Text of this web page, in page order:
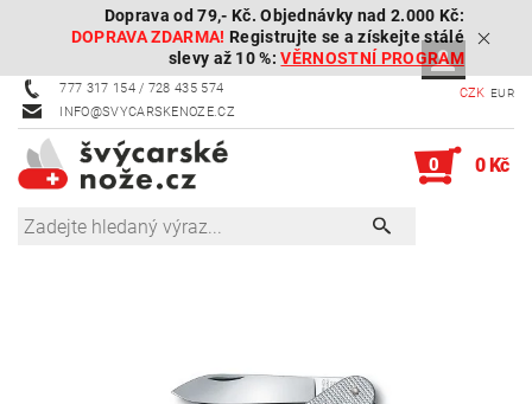
Doprava od 79,- Kč. Objednávky nad 2.000 Kč:
DOPRAVA ZDARMA! Registrujte se a získejte stálé
slevy až 10 %:VĚRNOSTNÍ PROGRAM
777 317 154 / 728 435 574
INFO@SVYCARSKENOZE.CZ
CZK EUR
0 0 Kč